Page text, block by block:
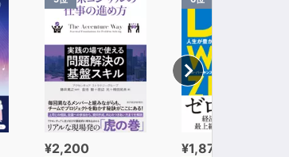
¥2,200 ¥1,870